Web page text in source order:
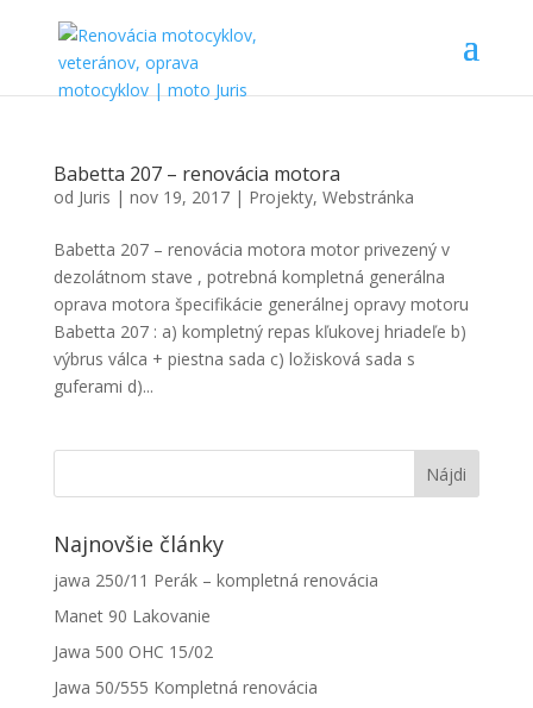
Babetta 207 – renovácia motora
od Juris | nov 19, 2017| Projekty, Webstránka
Babetta 207 – renovácia motora motor privezený v
dezolátnom stave , potrebná kompletná generálna
oprava motora špecifikácie generálnej opravy motoru
Babetta 207 : a) kompletný repas kľukovej hriadeľe b)
výbrus válca + piestna sada c) ložisková sada s
guferami d)...
Najnovšie články
jawa 250/11 Perák – kompletná renovácia
Manet 90 Lakovanie
Jawa 500 OHC 15/02
Jawa 50/555 Kompletná renovácia